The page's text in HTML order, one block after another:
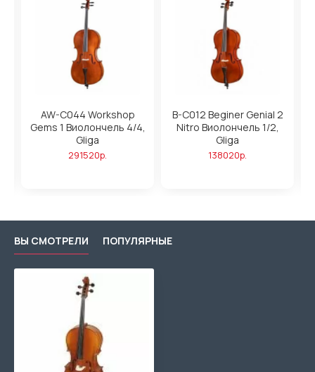
AW-C044 Workshop
Gems 1 Виолончель 4/4,
Gliga
291520р.
B-C012 Beginer Genial 2
Nitro Виолончель 1/2,
Gliga
138020р.
ВЫ СМОТРЕЛИ ПОПУЛЯРНЫЕ